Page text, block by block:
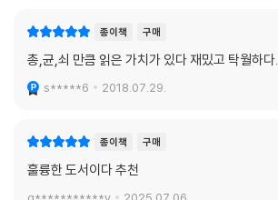
종이책 구매
총,균,쇠 만큼 읽은 가치가 있다 재밌고 탁월하다.
s*****6 2018.07.29.
종이책 구매
훌륭한 도서이다 추천